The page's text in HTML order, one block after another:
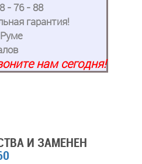
- 76 - 88
гарантия!
нам сегодня!
И ЗАМЕНЕН